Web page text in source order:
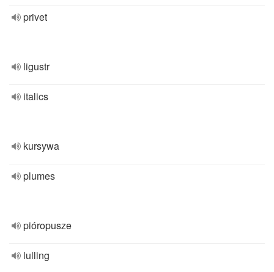
privet
ligustr
italics
kursywa
plumes
pióropusze
lulling